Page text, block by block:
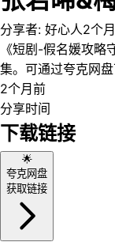
分享者: 好心人2个
《短剧-假名媛攻略
集。可通过夸克网盘
2个月前
分享时间
下载链接
🌟
夸克网盘
获取链接